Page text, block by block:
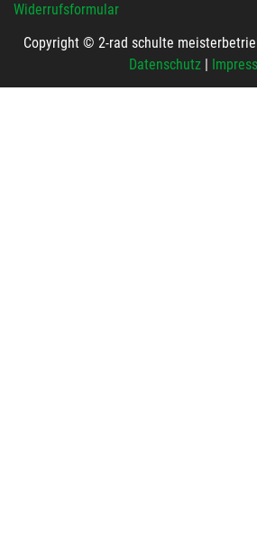
Widerrufsformular
Copyright © 2-rad schulte
Datenschutz|